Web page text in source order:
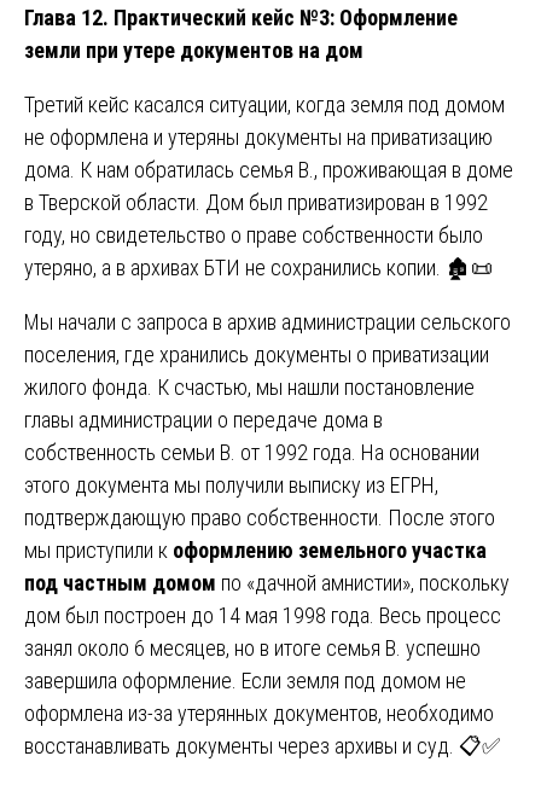
Глава 12. Практический кейс №3: Оформление
земли при утере документов на дом
Третий кейс касался ситуации, когда земля под домом
не оформлена и утеряны документы на приватизацию
дома. К нам обратилась семья В., проживающая в доме
в Тверской области. Дом был приватизирован в 1992
году, но свидетельство о праве собственности было
утеряно, а в архивах БТИ не сохранились копии. 🏚️📜
Мы начали с запроса в архив администрации сельского
поселения, где хранились документы о приватизации
жилого фонда. К счастью, мы нашли постановление
главы администрации о передаче дома в
собственность семьи В. от 1992 года. На основании
этого документа мы получили выписку из ЕГРН,
подтверждающую право собственности. После этого
мы приступили к оформлению земельного участка
под частным домом по «дачной амнистии», поскольку
дом был построен до 14 мая 1998 года. Весь процесс
занял около 6 месяцев, но в итоге семья В. успешно
завершила оформление. Если земля под домом не
оформлена из-за утерянных документов, необходимо
восстанавливать документы через архивы и суд. 📋✅